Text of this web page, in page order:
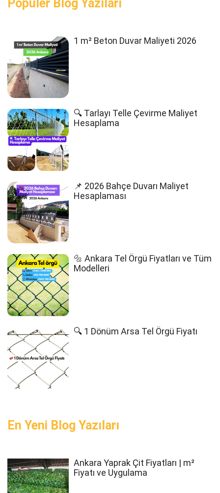
Popüler Blog Yazıları
1 m² Beton Duvar Maliyeti 2026
🔍 Tarlayı Telle Çevirme Maliyet
Hesaplama
📌 2026 Bahçe Duvarı Maliyet
Hesaplaması
🔩 Ankara Tel Örgü Fiyatları ve Tüm
Modelleri
🔍 1 Dönüm Arsa Tel Örgü Fiyatı
En Yeni Blog Yazıları
Ankara Yaprak Çit Fiyatları | m²
Fiyatı ve Uygulama